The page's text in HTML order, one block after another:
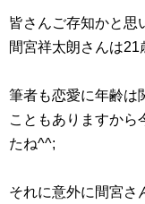
皆さんご存知かと思
間宮祥太朗さんは21
筆者も恋愛に年齢は
こともありますから
たね^^;
それに意外に間宮さ